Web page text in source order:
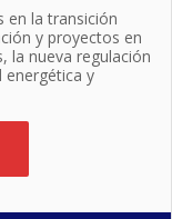
en la transición
y proyectos en
la nueva regulación
energética y